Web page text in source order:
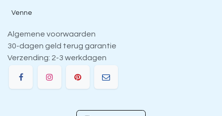
Venne
Algemene voorwaarden
30-dagen geld terug garantie
Verzending: 2-3 werkdagen